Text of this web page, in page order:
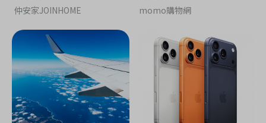
仲安家JOINHOME momo購物網